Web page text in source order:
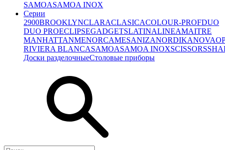
SAMOASAMOA INOX
Серии
2900BROOKLYNCLARACLASICACOLOUR-PROFDUO
DUO PROECLIPSEGADGETSLATINALINEAMAITRE
MANHATTANMENORCAMESANIZANORDIKANOVA
RIVIERA BLANCASAMOASAMOA INOXSCISSORS
Доски разделочныеСтоловые приборы